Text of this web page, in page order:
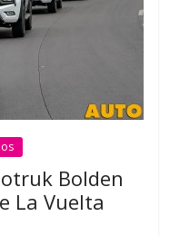
Bolden
La Vuelta